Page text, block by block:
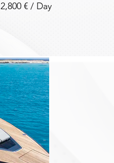
2,800 € / Day